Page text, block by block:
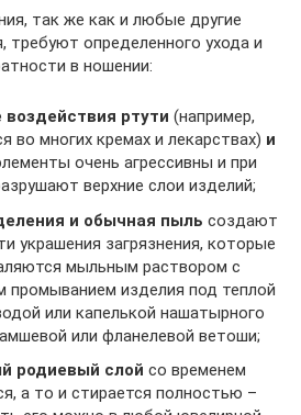
так же как и любые другие
требуют определенного ухода и
в ношении:
воздействия ртути (например,
во многих кремах и лекарствах) и
очень агрессивны и при
верхние слои изделий;
и обычная пыль создают
украшения загрязнения, которые
мыльным раствором с
изделия под теплой
или капелькой нашатырного
или фланелевой ветоши;
родиевый слой со временем
а то и стирается полностью –